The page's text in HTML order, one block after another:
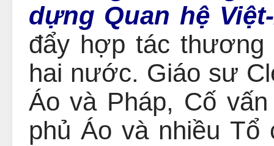
dựng Quan hệ
đẩy hợp tác
hai nước. Giáo sư
Áo và Pháp, Cố
phủ Áo và nhiều